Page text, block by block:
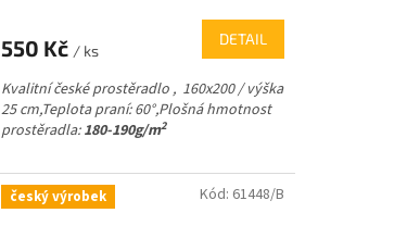
550 Kč / ks
DETAIL
Kvalitní české prostěradlo , 160x200 / výška
25 cm,Teplota praní: 60°,Plošná hmotnost
prostěradla:180-190g/m2
český výrobek Kód: 61448/B